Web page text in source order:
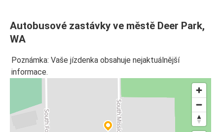
Autobusové zastávky ve městě Deer Park,
WA
Poznámka: Vaše jízdenka obsahuje nejaktuálnější
informace.